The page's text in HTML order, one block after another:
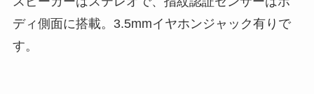
ディ側面に搭載。3.5mmイヤホンジャック有りで
す。